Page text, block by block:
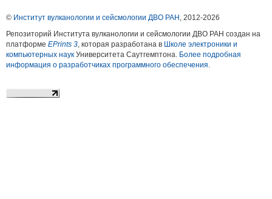
© Институт вулканологии и сейсмологии ДВО РАН , 2012-2026
Репозиторий Института вулканологии и сейсмологии ДВО РАН создан на
платформе EPrints 3 , которая разработана в Школе электроники и
компьютерных наук Университета Саутгемптона. Более подробная
информация о разработчиках программного обеспечения